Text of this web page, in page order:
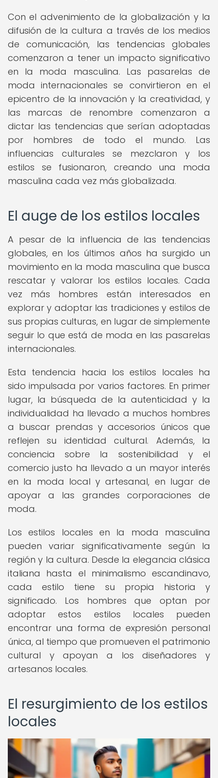
Con el advenimiento de la globalización y la
difusión de la cultura a través de los medios
de comunicación, las tendencias globales
comenzaron a tener un impacto significativo
en la moda masculina. Las pasarelas de
moda internacionales se convirtieron en el
epicentro de la innovación y la creatividad, y
las marcas de renombre comenzaron a
dictar las tendencias que serían adoptadas
por hombres de todo el mundo. Las
influencias culturales se mezclaron y los
estilos se fusionaron, creando una moda
masculina cada vez más globalizada.
El auge de los estilos locales
A pesar de la influencia de las tendencias
globales, en los últimos años ha surgido un
movimiento en la moda masculina que busca
rescatar y valorar los estilos locales. Cada
vez más hombres están interesados en
explorar y adoptar las tradiciones y estilos de
sus propias culturas, en lugar de simplemente
seguir lo que está de moda en las pasarelas
internacionales.
Esta tendencia hacia los estilos locales ha
sido impulsada por varios factores. En primer
lugar, la búsqueda de la autenticidad y la
individualidad ha llevado a muchos hombres
a buscar prendas y accesorios únicos que
reflejen su identidad cultural. Además, la
conciencia sobre la sostenibilidad y el
comercio justo ha llevado a un mayor interés
en la moda local y artesanal, en lugar de
apoyar a las grandes corporaciones de
moda.
Los estilos locales en la moda masculina
pueden variar significativamente según la
región y la cultura. Desde la elegancia clásica
italiana hasta el minimalismo escandinavo,
cada estilo tiene su propia historia y
significado. Los hombres que optan por
adoptar estos estilos locales pueden
encontrar una forma de expresión personal
única, al tiempo que promueven el patrimonio
cultural y apoyan a los diseñadores y
artesanos locales.
El resurgimiento de los estilos
locales